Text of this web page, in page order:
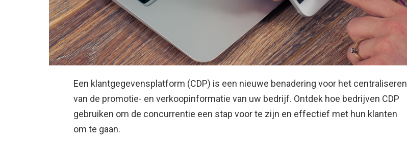
Een klantgegevensplatform (CDP) is een nieuwe benadering voor het centraliseren
van de promotie- en verkoopinformatie van uw bedrijf. Ontdek hoe bedrijven CDP
gebruiken om de concurrentie een stap voor te zijn en effectief met hun klanten
om te gaan.